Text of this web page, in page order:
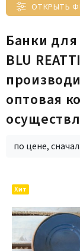
ОТКРЫТЬ
Банки
BLU
оптовая
по цене,
Хит